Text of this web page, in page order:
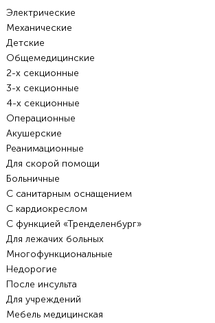
Электрические
Механические
Детские
Общемедицинские
2-х секционные
3-х секционные
4-х секционные
Операционные
Акушерские
Реанимационные
Для скорой помощи
Больничные
С санитарным оснащением
С кардиокреслом
С функцией «Тренделенбург»
Для лежачих больных
Многофункциональные
Недорогие
После инсульта
Для учреждений
Мебель медицинская